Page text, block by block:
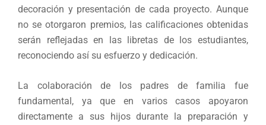
decoración y presentación de cada proyecto. Aunque
no se otorgaron premios, las calificaciones obtenidas
serán reflejadas en las libretas de los estudiantes,
reconociendo así su esfuerzo y dedicación.
La colaboración de los padres de familia fue
fundamental, ya que en varios casos apoyaron
directamente a sus hijos durante la preparación y